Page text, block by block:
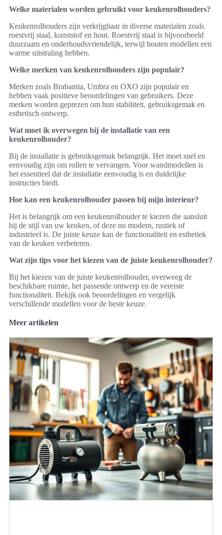
Welke materialen worden gebruikt voor keukenrolhouders?
Keukenrolhouders zijn verkrijgbaar in diverse materialen zoals
roestvrij staal, kunststof en hout. Roestvrij staal is bijvoorbeeld
duurzaam en onderhoudsvriendelijk, terwijl houten modellen een
warme uitstraling hebben.
Welke merken van keukenrolhouders zijn populair?
Merken zoals Brabantia, Umbra en OXO zijn populair en
hebben vaak positieve beoordelingen van gebruikers. Deze
merken worden geprezen om hun stabiliteit, gebruiksgemak en
esthetisch ontwerp.
Wat moet ik overwegen bij de installatie van een
keukenrolhouder?
Bij de installatie is gebruiksgemak belangrijk. Het moet snel en
eenvoudig zijn om rollen te vervangen. Voor wandmodellen is
het essentieel dat de installatie eenvoudig is en duidelijke
instructies biedt.
Hoe kan een keukenrolhouder passen bij mijn interieur?
Het is belangrijk om een keukenrolhouder te kiezen die aansluit
bij de stijl van uw keuken, of deze nu modern, rustiek of
industrieel is. De juiste keuze kan de functionaliteit en esthetiek
van de keuken verbeteren.
Wat zijn tips voor het kiezen van de juiste keukenrolhouder?
Bij het kiezen van de juiste keukenrolhouder, overweeg de
beschikbare ruimte, het passende ontwerp en de vereiste
functionaliteit. Bekijk ook beoordelingen en vergelijk
verschillende modellen voor de beste keuze.
Meer artikelen